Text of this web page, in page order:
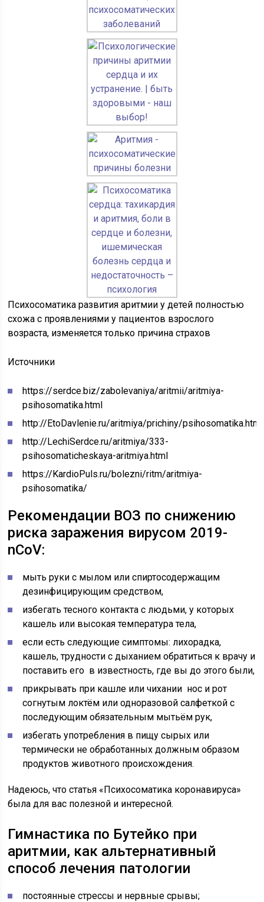
Психосоматика развития аритмии у детей полностью
схожа с проявлениями у пациентов взрослого
возраста, изменяется только причина страхов
Источники
https://serdce.biz/zabolevaniya/aritmii/aritmiya-
psihosomatika.html
http://EtoDavlenie.ru/aritmiya/prichiny/psihosomatika.html
http://LechiSerdce.ru/aritmiya/333-
psihosomaticheskaya-aritmiya.html
https://KardioPuls.ru/bolezni/ritm/aritmiya-
psihosomatika/
Рекомендации ВОЗ по снижению
риска заражения вирусом 2019-
nCoV:
мыть руки с мылом или спиртосодержащим
дезинфицирующим средством,
избегать тесного контакта с людьми, у которых
кашель или высокая температура тела,
если есть следующие симптомы: лихорадка,
кашель, трудности с дыханием обратиться к врачу и
поставить его в известность, где вы до этого были,
прикрывать при кашле или чихании нос и рот
согнутым локтём или одноразовой салфеткой с
последующим обязательным мытьём рук,
избегать употребления в пищу сырых или
термически не обработанных должным образом
продуктов животного происхождения.
Надеюсь, что статья «Психосоматика коронавируса»
была для вас полезной и интересной.
Гимнастика по Бутейко при
аритмии, как альтернативный
способ лечения патологии
постоянные стрессы и нервные срывы;